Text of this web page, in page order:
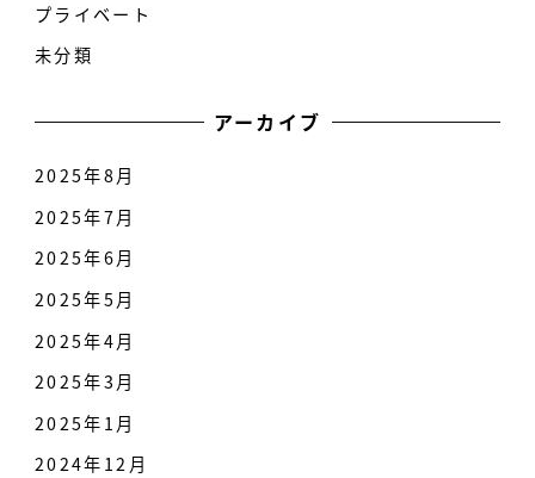
プライベート
未分類
アーカイブ
2025年8月
2025年7月
2025年6月
2025年5月
2025年4月
2025年3月
2025年1月
2024年12月